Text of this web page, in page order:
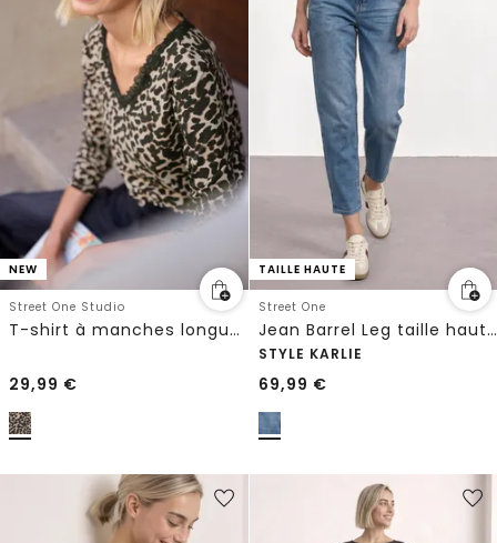
NEW
Street One Studio
T-shirt à manches longues, col en V et dentelle
29,99 €
TAILLE HAUTE
Street One
Jean Barrel Leg taille haute, coupe loose
STYLE KARLIE
69,99 €